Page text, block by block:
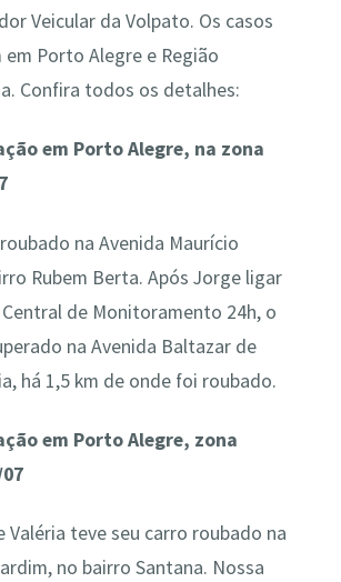
Veicular da Volpato. Os casos
Porto Alegre e Região
Confira todos os detalhes:
em Porto Alegre, na zona
na Avenida Maurício
Rubem Berta. Após Jorge ligar
de Monitoramento 24h, o
na Avenida Baltazar de
há 1,5 km de onde foi roubado.
em Porto Alegre, zona
Valéria teve seu carro roubado na
no bairro Santana. Nossa